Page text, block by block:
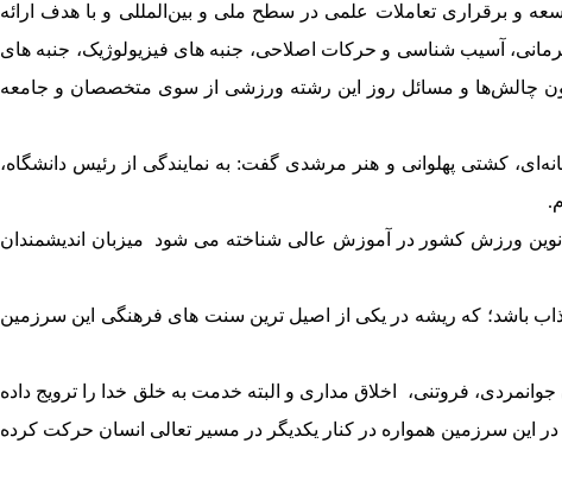
و برقراری تعاملات علمی در سطح ملی و بین‌المللی و با هدف ارائه
آسیب شناسی و حرکات اصلاحی، جنبه های فیزیولوژیک، جنبه های
چالش‌ها و مسائل روز این رشته ورزشی از سوی متخصصان و جامعه
کشتی پهلوانی و هنر مرشدی گفت: به نمایندگی از رئیس دانشگاه،
نوین ورزش کشور در آموزش عالی شناخته می شود میزبان اندیشمندان
باشد؛ که ریشه در یکی از اصیل ترین سنت های فرهنگی این سرزمین
فروتنی، اخلاق مداری و البته خدمت به خلق خدا را ترویج داده
سرزمین همواره در کنار یکدیگر در مسیر تعالی انسان حرکت کرده